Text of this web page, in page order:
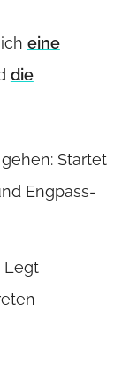
eine
die
Startet
Engpass-
Legt